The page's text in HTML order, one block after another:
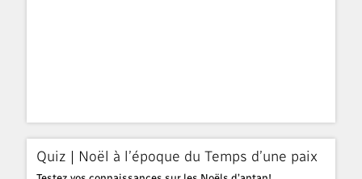
Quiz | Noël à l’époque du Temps d’une paix
Testez vos connaissances sur les Noëls d’antan!